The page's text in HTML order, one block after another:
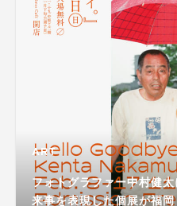
ART
フォトグラファー中村健
来事を表現した個展が福